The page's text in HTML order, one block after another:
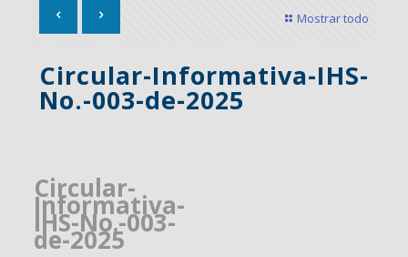
Mostrar todo
Circular-Informativa-IHS-
No.-003-de-2025
Circular-
Informativa-
IHS-No.-003-
de-2025